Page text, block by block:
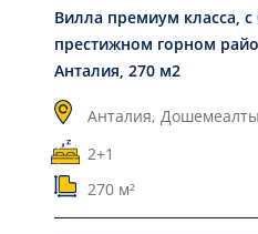
Вилла премиум класса, с
престижном горном
Анталия, 270 м2
Анталия, Дошемеалты
2+1
270 м²